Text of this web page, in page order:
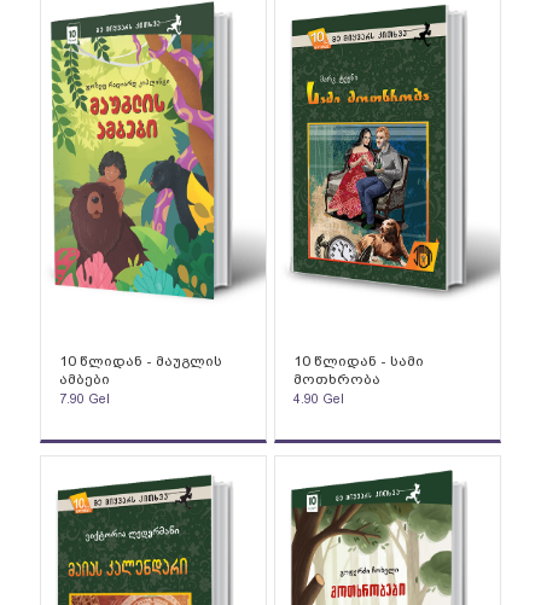
10 წლიდან - მაუგლის
ამბები
7.90 Gel
10 წლიდან - სამი
მოთხრობა
4.90 Gel